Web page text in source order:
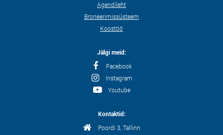
Agendileht
Broneerimissüsteem
Koostöö
Jälgi meid:
Facebook
Instagram
Youtube
Kontaktid:
Poordi 3, Tallinn